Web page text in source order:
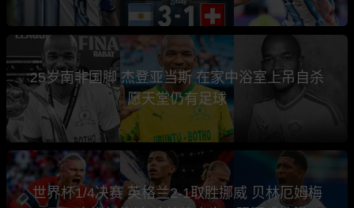
25岁南非国脚 杰登亚当斯 在家中浴室上吊自杀
愿天堂仍有足球
世界杯1/4决赛 英格兰2-1取胜挪威 贝林厄姆梅